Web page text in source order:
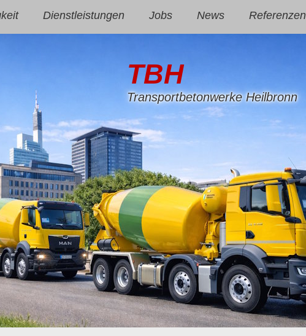
Dienstleistungen Jobs News Referenzen
TBH
Transportbetonwerke Heilbronn